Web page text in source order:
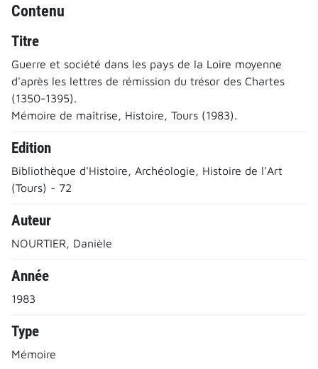
Contenu
Titre
Guerre et société dans les pays de la Loire moyenne
d'après les lettres de rémission du trésor des Chartes
(1350-1395).
Mémoire de maîtrise, Histoire, Tours (1983).
Edition
Bibliothèque d'Histoire, Archéologie, Histoire de l'Art
(Tours) - 72
Auteur
NOURTIER, Danièle
Année
1983
Type
Mémoire